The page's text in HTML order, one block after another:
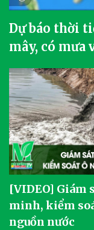
Dự báo thời
mây, có mưa
[VIDEO] Giám
minh, kiểm
nguồn nước